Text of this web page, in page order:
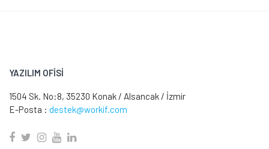
YAZILIM OFİSİ
1504 Sk. No:8, 35230 Konak / Alsancak / İzmir
E-Posta : destek@workif.com